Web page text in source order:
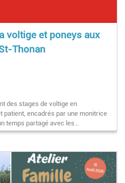
voltige et poneys aux
Thonan
des stages de voltige en
patient, encadrés par une monitrice
temps partagé avec les…